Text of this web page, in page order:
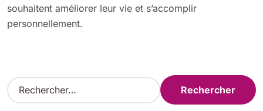
souhaitent améliorer leur vie et s’accomplir
personnellement.
R
e